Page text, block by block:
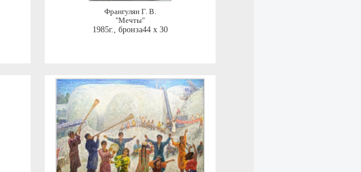
Франгулян Г. В.
"Мечты"
1985г., бронза44 x 30